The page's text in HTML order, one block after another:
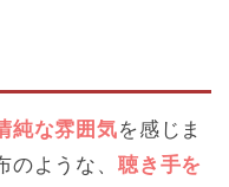
純な雰囲気を感じま
ような、 聴き手を